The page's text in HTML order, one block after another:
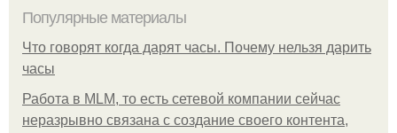
Популярные материалы
Что говорят когда дарят часы. Почему нельзя дарить
часы
Работа в MLM, то есть сетевой компании сейчас
неразрывно связана с создание своего контента,